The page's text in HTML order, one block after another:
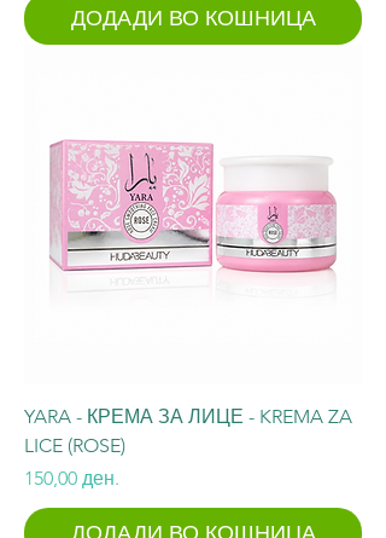
ДОДАДИ ВО КОШНИЦА
YARA - КРЕМА ЗА ЛИЦЕ - KREMA ZA
LICE (ROSE)
Price
150,00 ден.